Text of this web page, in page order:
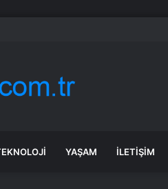
çarptı
YAŞAM İLETIŞIM